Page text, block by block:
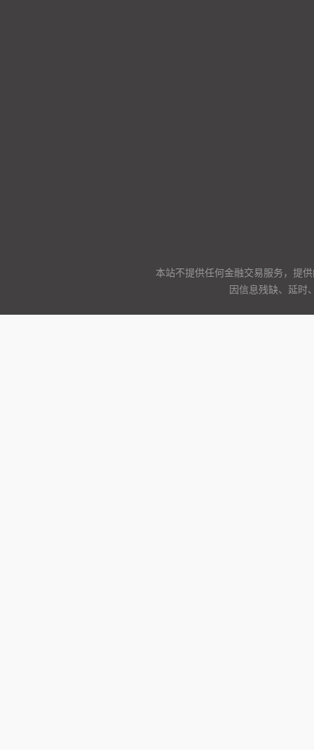
本站不提供任何金融交易服务，提
因信息残缺、延时